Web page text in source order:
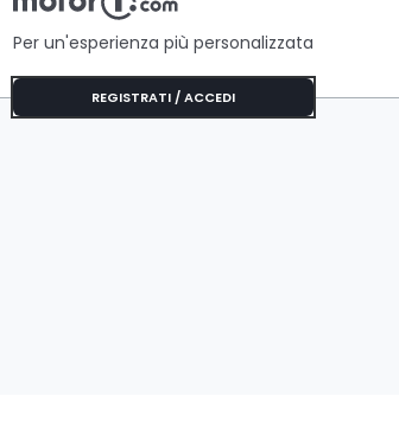
Da Sapere
Per un'esperienza più personalizzata
REGISTRATI / ACCEDI